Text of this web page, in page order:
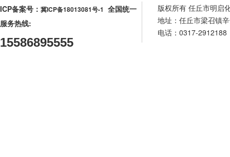
ICP备案号： 冀ICP备18013081号-1 全国统一
服务热线:
15586895555
版权所有 任丘市明启
地址：任丘市梁召镇
电话：0317-